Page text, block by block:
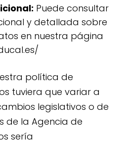
Puede consultar
y detallada sobre
en nuestra página
política de
tuviera que variar a
legislativos o de
de la Agencia de
sería